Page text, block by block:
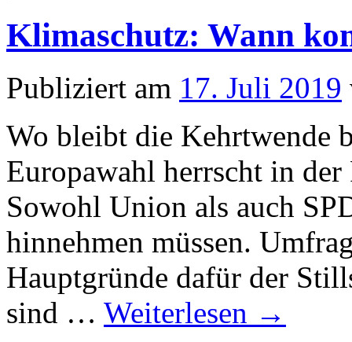
Klimaschutz: Wann
Publiziert am 17. Juli 2019
Wo bleibt die Kehrtwende
Europawahl herrscht in
Sowohl Union als auch
hinnehmen müssen.
Hauptgründe dafür der
sind … Weiterlesen →